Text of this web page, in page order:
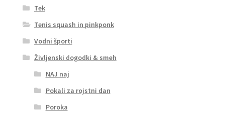
Tek
Tenis squash in pinkponk
Vodni športi
Življenski dogodki & smeh
NAJ naj
Pokali za rojstni dan
Poroka